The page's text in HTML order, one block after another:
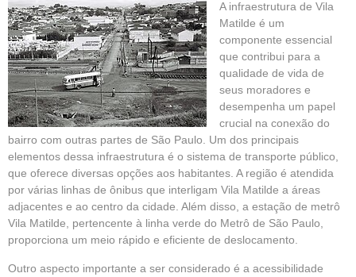
A infraestrutura de Vila
Matilde é um
componente essencial
que contribui para a
qualidade de vida de
seus moradores e
desempenha um papel
crucial na conexão do
bairro com outras partes de São Paulo. Um dos principais
elementos dessa infraestrutura é o sistema de transporte público,
que oferece diversas opções aos habitantes. A região é atendida
por várias linhas de ônibus que interligam Vila Matilde a áreas
adjacentes e ao centro da cidade. Além disso, a estação de metrô
Vila Matilde, pertencente à linha verde do Metrô de São Paulo,
proporciona um meio rápido e eficiente de deslocamento.
Outro aspecto importante a ser considerado é a acessibilidade